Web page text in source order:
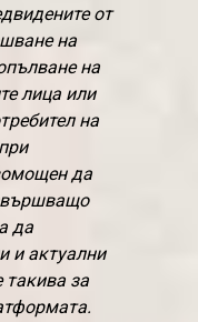
от
на
на
лица или
на
да
да
и актуални
за